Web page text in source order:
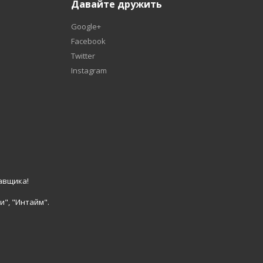
Давайте дружить
Google+
Facebook
Twitter
Instagram
"Интайм".